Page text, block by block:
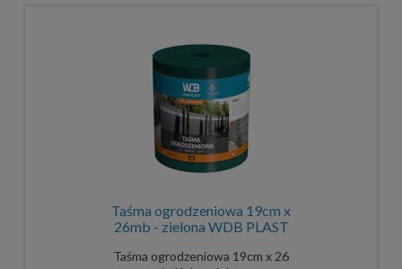
Taśma ogrodzeniowa 19cm x
26mb - zielona WDB PLAST
Taśma ogrodzeniowa 19cm x 26